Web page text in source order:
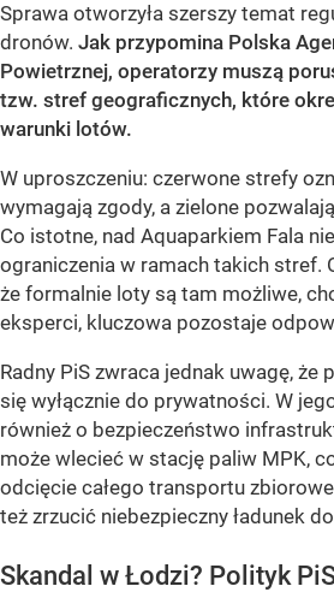
Sprawa otworzyła szerszy temat
dronów. Jak przypomina Polska
Powietrznej, operatorzy muszą
tzw. stref geograficznych, które
warunki lotów.
W uproszczeniu: czerwone strefy
wymagają zgody, a zielone
Co istotne, nad Aquaparkiem Fala
ograniczenia w ramach takich stref.
że formalnie loty są tam możliwe,
eksperci, kluczowa pozostaje
Radny PiS zwraca jednak uwagę, że
się wyłącznie do prywatności. W
również o bezpieczeństwo
może wlecieć w stację paliw MPK,
odcięcie całego transportu
też zrzucić niebezpieczny ładunek
Skandal w Łodzi? Polityk